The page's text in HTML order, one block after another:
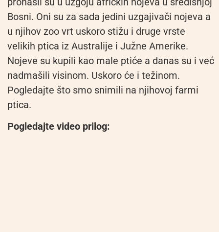
Bosni. Oni su za sada jedini uzgajivači nojeva a
u njihov zoo vrt uskoro stižu i druge vrste
velikih ptica iz Australije i Južne Amerike.
Nojeve su kupili kao male ptiće a danas su i već
nadmašili visinom. Uskoro će i težinom.
Pogledajte što smo snimili na njihovoj farmi
ptica.
Pogledajte video prilog: